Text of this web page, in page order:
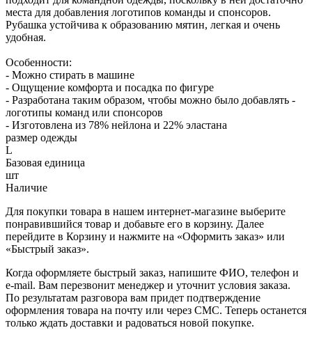
места для добавления логотипов команды и спонсоров.
Рубашка устойчива к образованию мятин, легкая и очень
удобная.
Особенности:
- Можно стирать в машине
- Ощущение комфорта и посадка по фигуре
- Разработана таким образом, чтобы можно было добавлять -
логотипы команд или спонсоров
- Изготовлена из 78% нейлона и 22% эластана
размер одежды
L
Базовая единица
шт
Наличие
Для покупки товара в нашем интернет-магазине выберите
понравившийся товар и добавьте его в корзину. Далее
перейдите в Корзину и нажмите на «Оформить заказ» или
«Быстрый заказ».
Когда оформляете быстрый заказ, напишите ФИО, телефон и
e-mail. Вам перезвонит менеджер и уточнит условия заказа.
По результатам разговора вам придет подтверждение
оформления товара на почту или через СМС. Теперь останется
только ждать доставки и радоваться новой покупке.